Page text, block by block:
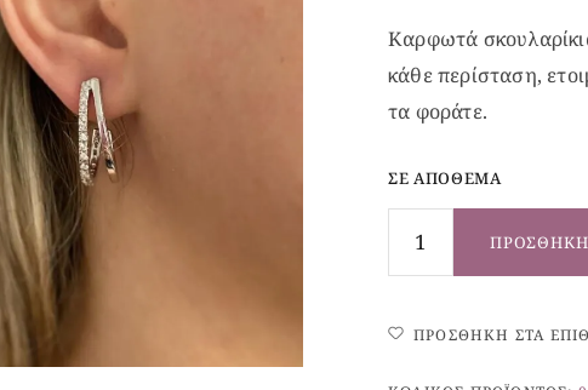
Καρφωτά
κάθε περίσταση,
τα φοράτε.
ΣΕ ΑΠΌΘΕΜΑ
ΠΡΟΣΘΉΚΗ ΣΤΑ